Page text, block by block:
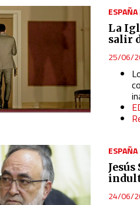
ESPAÑA
La
salir
25/06/
ESPAÑA
24/06/
actively requested